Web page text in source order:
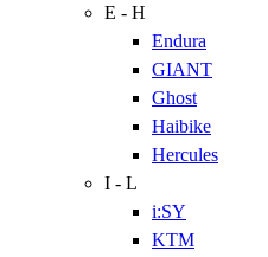
E - H
Endura
GIANT
Ghost
Haibike
Hercules
I - L
i:SY
KTM